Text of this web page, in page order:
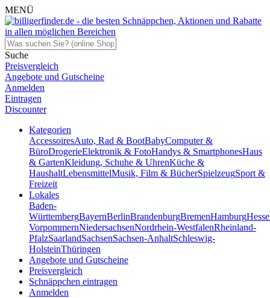
MENÜ
Suche
Preisvergleich
Angebote und Gutscheine
Anmelden
Eintragen
Discounter
Kategorien
AccessoiresAuto, Rad & BootBabyComputer &
BüroDrogerieElektronik & FotoHandys & SmartphonesHaus
& GartenKleidung, Schuhe & UhrenKüche &
HaushaltLebensmittelMusik, Film & BücherSpielzeugSport &
Freizeit
Lokales
Baden-
WürttembergBayernBerlinBrandenburgBremenHamburg
VorpommernNiedersachsenNordrhein-WestfalenRheinland-
PfalzSaarlandSachsenSachsen-AnhaltSchleswig-
HolsteinThüringen
Angebote und Gutscheine
Preisvergleich
Schnäppchen eintragen
Anmelden